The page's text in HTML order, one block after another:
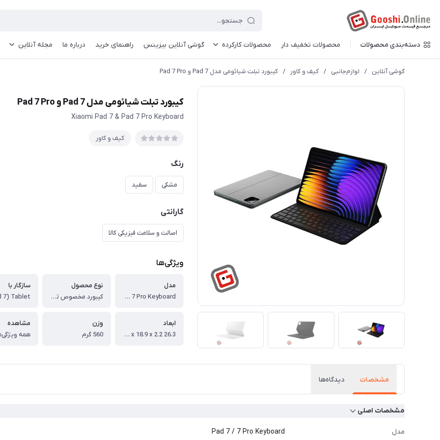
دسته‌بندی محصولات محصولات تخفیف دار محصولات کارکرده گوشی آنلاین بیزینس راهنمای خرید درباره ما مجله آنلاین
گوشی آنلاین / لوازم‌جانبی / کیف و کاور / کیبورد تبلت شیائومی مدل Pad 7 و Pad 7 Pro
کیبورد تبلت شیائومی مدل Pad 7 و Pad 7 Pro
Xiaomi Pad 7 & Pad 7 Pro Keyboard
کیف و کاور
رنگ
مشکی سفید
گارانتی
اصالت و سلامت فیزیکی کالا
ویژگی‌ها
مدل
Pad 7 / 7 Pro Keyboard
نوع محصول
کیبورد مخصوص تبلت
سازگار با
ابعاد
26.3 x 18.9 x 2.2 سانتی‌متر
وزن
560 گرم
مشاهده
همه
مشخصات دیدگاه‌ها
مشخصات اصلی
مدل Pad 7 / 7 Pro Keyboard